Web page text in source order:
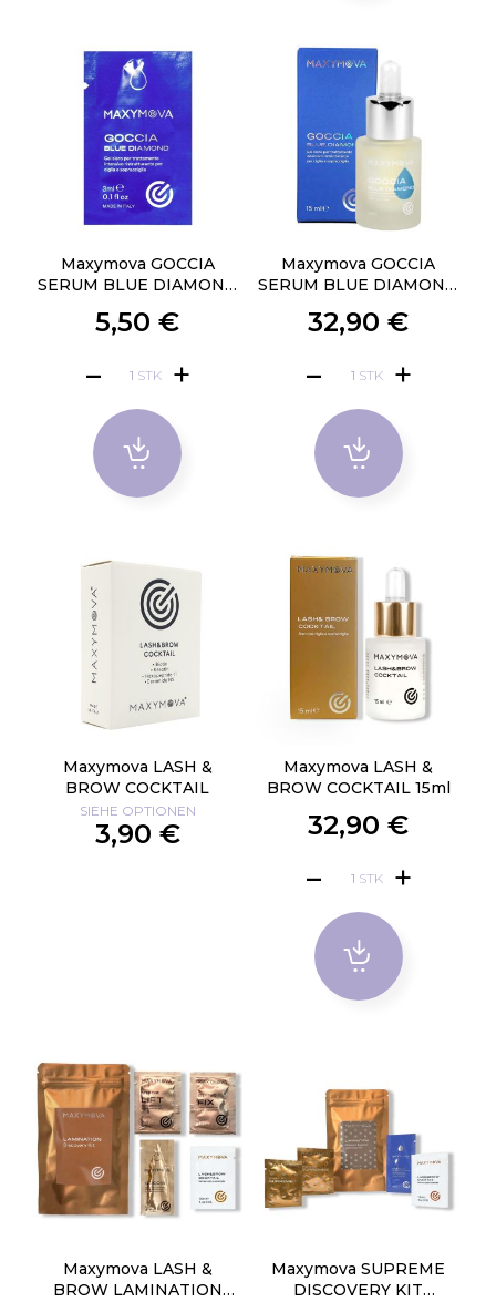
Maxymova GOCCIA
SERUM BLUE DIAMOND
5,50 €
STK
Maxymova GOCCIA
SERUM BLUE DIAMOND
32,90 €
STK
Maxymova LASH &
BROW COCKTAIL
SIEHE OPTIONEN
3,90 €
Maxymova LASH &
BROW COCKTAIL 15ml
32,90 €
STK
Maxymova LASH &
BROW LAMINATION
Maxymova SUPREME
DISCOVERY KIT